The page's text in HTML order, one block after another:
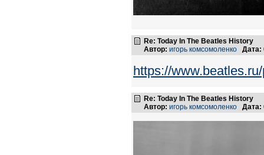
Re: Today In The Beatles History
Автор: игорь комсомоленко Дата:
https://
Re: Today In The Beatles History
Автор: игорь комсомоленко Дата: